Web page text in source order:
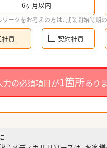
6ヶ月以内
ークをお考えの方は、就業開始時期
社員 契約社員
力の必須項目が1箇所あり